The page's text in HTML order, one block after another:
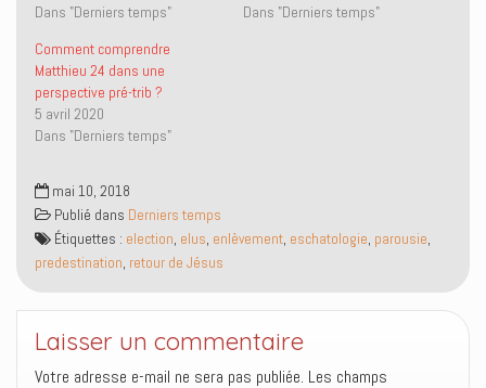
e
r
o
v
r
e
d
a
n
n
e
n
u
v
e
e
e
ê
o
o
(
u
v
d
a
u
n
e
o
u
v
l
f
n
v
e
d
a
u
e
o
ê
t
Dans "Derniers temps"
Dans "Derniers temps"
Comment comprendre
Matthieu 24 dans une
perspective pré-trib ?
5 avril 2020
Dans "Derniers temps"
mai 10, 2018
Publié dans Derniers temps
Étiquettes : election, elus, enlèvement, eschatologie, parousie,
predestination, retour de Jésus
Laisser un commentaire
Votre adresse e-mail ne sera pas publiée. Les champs